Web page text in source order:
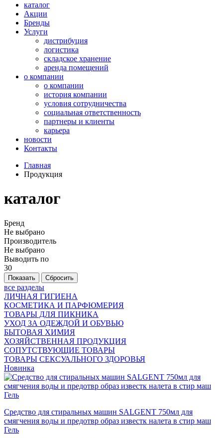
каталог
Акции
Бренды
Услуги
дистрибуция
логистика
складское хранение
аренда помещений
о компании
о компании
история компании
условия сотрудничества
социальная ответственность
партнеры и клиенты
карьера
новости
Контакты
Главная
Продукция
каталог
Бренд
Не выбрано
Производитель
Не выбрано
Выводить по
30
все разделы
ЛИЧНАЯ ГИГИЕНА
КОСМЕТИКА И ПАРФЮМЕРИЯ
ТОВАРЫ ДЛЯ ПИКНИКА
УХОД ЗА ОДЕЖДОЙ И ОБУВЬЮ
БЫТОВАЯ ХИМИЯ
ХОЗЯЙСТВЕННАЯ ПРОДУКЦИЯ
СОПУТСТВУЮЩИЕ ТОВАРЫ
ТОВАРЫ СЕКСУАЛЬНОГО ЗДОРОВЬЯ
Новинка
Средство для стиральных машин SALGENT 750мл для
смягчения воды и предотвр образ известк налета в стир маш
Гель